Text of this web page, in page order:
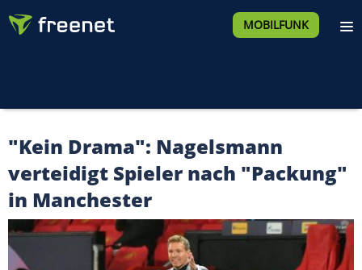
MOBILFUNK
"Kein Drama": Nagelsmann
verteidigt Spieler nach "Packung"
in Manchester